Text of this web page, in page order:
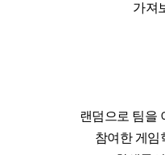
가져
랜덤으로 팀을
참여한 게임